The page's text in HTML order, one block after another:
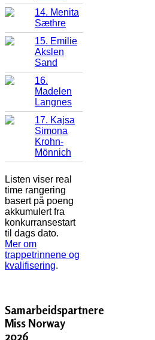
14. Menita
Sæthre
15. Emilie
Akslen
Sand
16.
Madelen
Langnes
17. Kajsa
Simona
Krohn-
Mönnich
Listen viser real
time rangering
basert på poeng
akkumulert fra
konkurransestart
til dags dato.
Mer om
trappetrinnene og
kvalifisering.
Samarbeidspartnere
Miss Norway
2026